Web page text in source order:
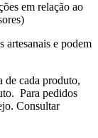
em relação ao
artesanais e podem
de cada produto,
Para pedidos
Consultar